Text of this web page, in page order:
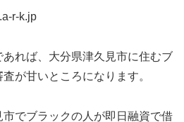
r-k.jp
あれば、大分県津久見市に住むブ
が甘いところになります。
でブラックの人が即日融資で借